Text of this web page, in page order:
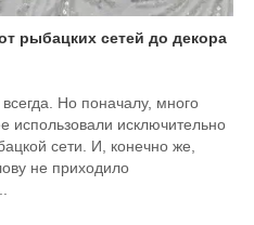
рыбацких сетей до декора
Но поначалу, много
использовали исключительно
сети. И, конечно же,
не приходило